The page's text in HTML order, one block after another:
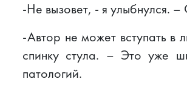
-Не вызовет, - я улыбнулся.
-Автор не может вступать в
спинку стула. – Это уже
патологий.